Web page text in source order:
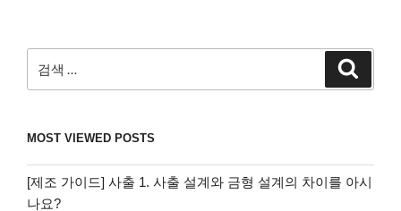
색:
MOST VIEWED POSTS
[제조 가이드] 사출 1. 사출 설계와 금형 설계의 차이를 아시
나요?